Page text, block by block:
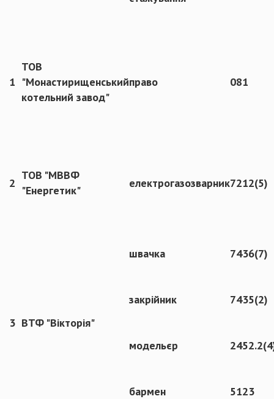
1
ТОВ
"Монастирищенський
котельний завод"
право 081
2
ТОВ "МВВФ
"Енергетик"
електрогазозварник7212(5)
3 ВТФ "Вікторія"
швачка 7436(7)
закрійник 7435(2)
модельєр
бармен 5123